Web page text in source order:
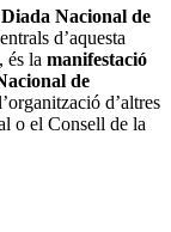
Diada Nacional de
d’aquesta
és la manifestació
de
d’altres
o el Consell de la